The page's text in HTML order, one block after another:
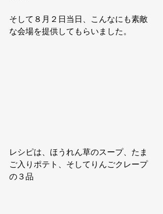
そして８月２日当日、こんなにも素敵
な会場を提供してもらいました。
レシピは、ほうれん草のスープ、たま
ご入りポテト、そしてりんごクレープ
の３品